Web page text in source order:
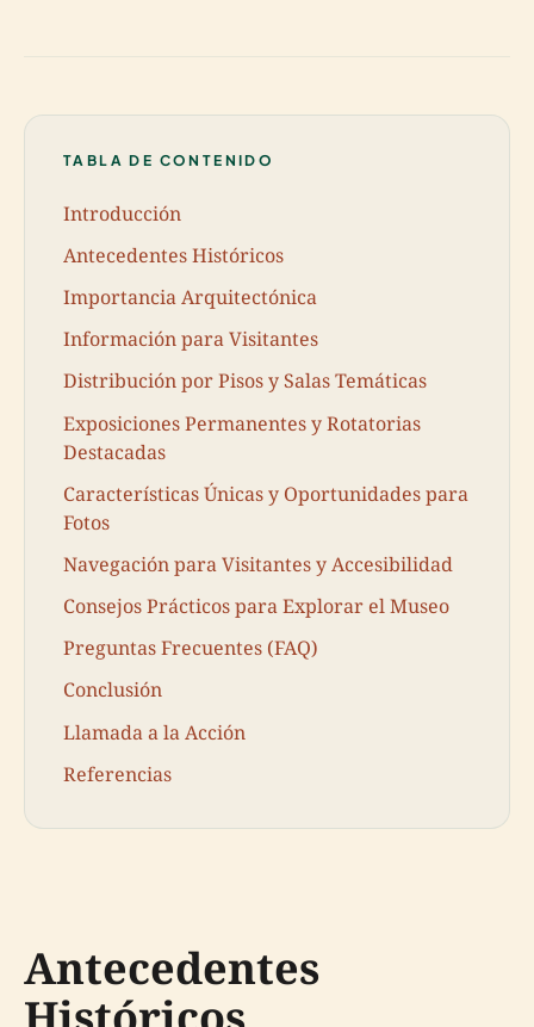
TABLA DE CONTENIDO
Introducción
Antecedentes Históricos
Importancia Arquitectónica
Información para Visitantes
Distribución por Pisos y Salas Temáticas
Exposiciones Permanentes y Rotatorias
Destacadas
Características Únicas y Oportunidades para
Fotos
Navegación para Visitantes y Accesibilidad
Consejos Prácticos para Explorar el Museo
Preguntas Frecuentes (FAQ)
Conclusión
Llamada a la Acción
Referencias
Antecedentes